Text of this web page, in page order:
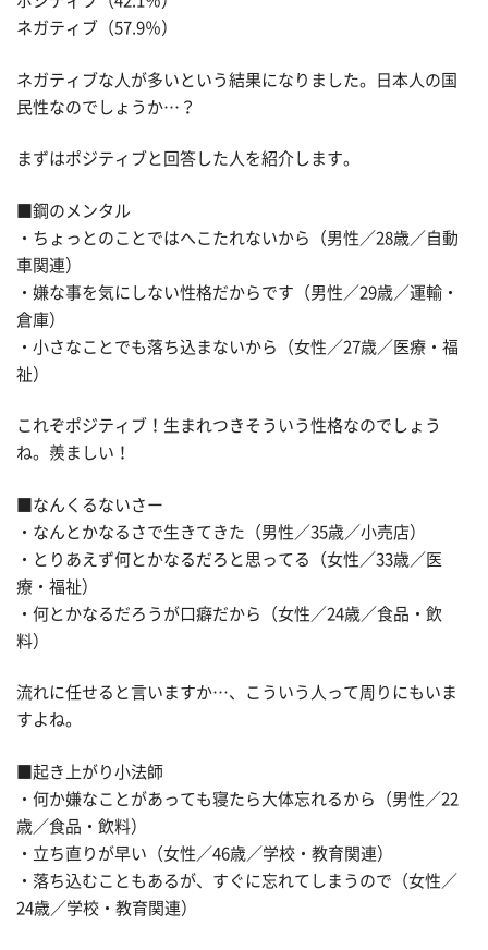
ネガティブ（57.9％）
ネガティブな人が多いという結果になりました。日本人の国
民性なのでしょうか…？
まずはポジティブと回答した人を紹介します。
■鋼のメンタル
・ちょっとのことではへこたれないから（男性／28歳／自動
車関連）
・嫌な事を気にしない性格だからです（男性／29歳／運輸・
倉庫）
・小さなことでも落ち込まないから（女性／27歳／医療・福
祉）
これぞポジティブ！生まれつきそういう性格なのでしょう
ね。羨ましい！
■なんくるないさー
・なんとかなるさで生きてきた（男性／35歳／小売店）
・とりあえず何とかなるだろと思ってる（女性／33歳／医
療・福祉）
・何とかなるだろうが口癖だから（女性／24歳／食品・飲
料）
流れに任せると言いますか…、こういう人って周りにもいま
すよね。
■起き上がり小法師
・何か嫌なことがあっても寝たら大体忘れるから（男性／22
歳／食品・飲料）
・立ち直りが早い（女性／46歳／学校・教育関連）
・落ち込むこともあるが、すぐに忘れてしまうので（女性／
24歳／学校・教育関連）